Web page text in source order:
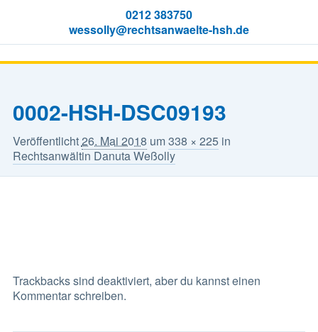
0212 383750
wessolly@rechtsanwaelte-hsh.de
Hauptmenü
Zum
0002-HSH-DSC09193
Veröffentlicht26. Mai 2018 um338 × 225 in
Rechtsanwältin Danuta Weßolly
Trackbacks sind deaktiviert, aber du kannsteinen
Kommentar schreiben.